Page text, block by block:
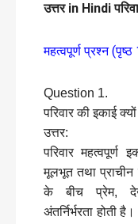
उत्तर in Hindi
महत्वपूर्ण प्रश्न
Question 1.
परिवार की इकाई
उत्तर:
परिवार
मूलभूत तथा
के बीच प्रेम,
अंतर्निर्भरता होती